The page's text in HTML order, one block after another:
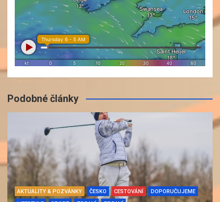
Podobné články
AKTUALITY & POZVÁNKY ČESKO CESTOVÁNÍ
DOPORUČUJEME